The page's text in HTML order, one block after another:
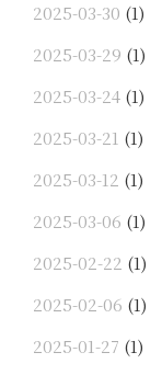
2025-03-30 (1)
2025-03-29 (1)
2025-03-24 (1)
2025-03-21 (1)
2025-03-12 (1)
2025-03-06 (1)
2025-02-22 (1)
2025-02-06 (1)
2025-01-27 (1)